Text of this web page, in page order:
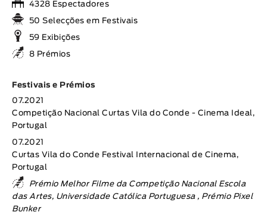
4328 Espectadores
50 Selecções em Festivais
59 Exibições
8 Prémios
Festivais e Prémios
07.2021
Competição Nacional Curtas Vila do Conde - Cinema Ideal,
Portugal
07.2021
Curtas Vila do Conde Festival Internacional de Cinema,
Portugal
Prémio Melhor Filme da Competição Nacional Escola
das Artes, Universidade Católica Portuguesa , Prémio Pixel
Bunker